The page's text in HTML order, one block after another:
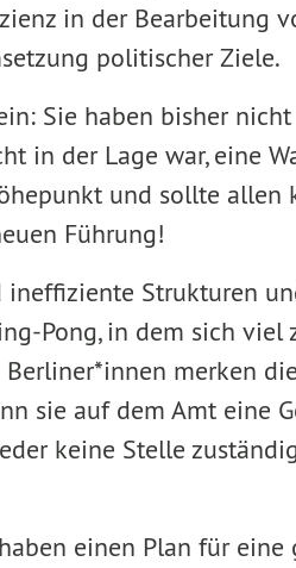
in der Bearbeitung
politischer Ziele.
Sie haben bisher
in der Lage war, eine
und sollte
Führung!
ineffiziente Strukturen
Pong, in dem sich
merken
sie auf dem Amt eine
keine Stelle
einen Plan für